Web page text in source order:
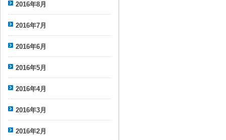
2016年8月
2016年7月
2016年6月
2016年5月
2016年4月
2016年3月
2016年2月